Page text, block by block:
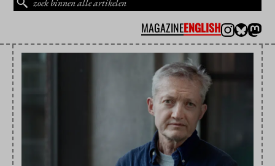
MAGAZINEENGLISH